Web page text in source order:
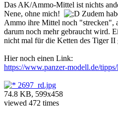
Das AK/Ammo-Mittel ist nichts
Nene, ohne mich!
Zudem
Ammo ihre Mittel noch "strecken",
darum noch mehr gebraucht wird.
nicht mal für die Ketten des Tiger II
Hier noch einen Link:
https://www.panzer-modell.de/
2697_rd.jpg
74.8 KB, 599x458
viewed 472 times